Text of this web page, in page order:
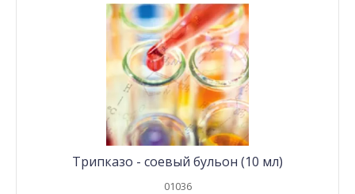
Трипказо - соевый бульон (10 мл)
01036